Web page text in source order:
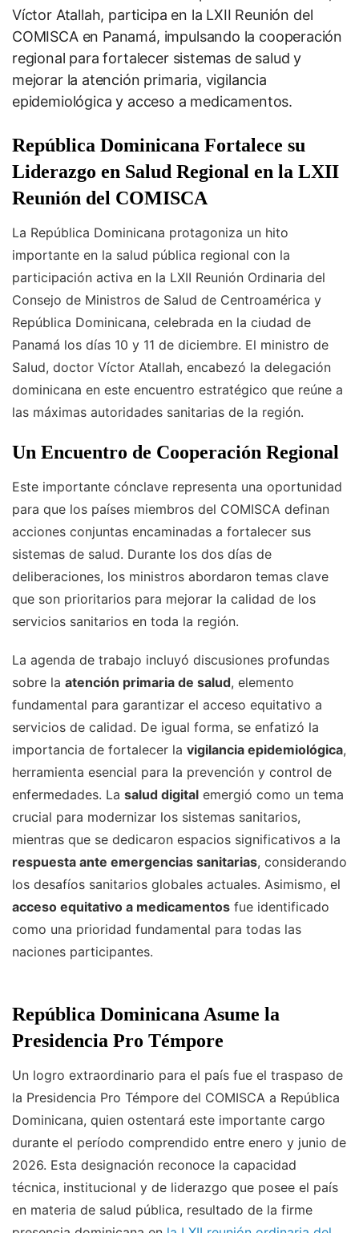
Víctor Atallah, participa en la LXII Reunión del
COMISCA en Panamá, impulsando la cooperación
regional para fortalecer sistemas de salud y
mejorar la atención primaria, vigilancia
epidemiológica y acceso a medicamentos.
República Dominicana Fortalece su
Liderazgo en Salud Regional en la LXII
Reunión del COMISCA
La República Dominicana protagoniza un hito
importante en la salud pública regional con la
participación activa en la LXII Reunión Ordinaria del
Consejo de Ministros de Salud de Centroamérica y
República Dominicana, celebrada en la ciudad de
Panamá los días 10 y 11 de diciembre. El ministro de
Salud, doctor Víctor Atallah, encabezó la delegación
dominicana en este encuentro estratégico que reúne a
las máximas autoridades sanitarias de la región.
Un Encuentro de Cooperación Regional
Este importante cónclave representa una oportunidad
para que los países miembros del COMISCA definan
acciones conjuntas encaminadas a fortalecer sus
sistemas de salud. Durante los dos días de
deliberaciones, los ministros abordaron temas clave
que son prioritarios para mejorar la calidad de los
servicios sanitarios en toda la región.
La agenda de trabajo incluyó discusiones profundas
sobre la atención primaria de salud, elemento
fundamental para garantizar el acceso equitativo a
servicios de calidad. De igual forma, se enfatizó la
importancia de fortalecer la vigilancia epidemiológica,
herramienta esencial para la prevención y control de
enfermedades. La salud digital emergió como un tema
crucial para modernizar los sistemas sanitarios,
mientras que se dedicaron espacios significativos a la
respuesta ante emergencias sanitarias, considerando
los desafíos sanitarios globales actuales. Asimismo, el
acceso equitativo a medicamentos fue identificado
como una prioridad fundamental para todas las
naciones participantes.
República Dominicana Asume la
Presidencia Pro Témpore
Un logro extraordinario para el país fue el traspaso de
la Presidencia Pro Témpore del COMISCA a República
Dominicana, quien ostentará este importante cargo
durante el período comprendido entre enero y junio de
2026. Esta designación reconoce la capacidad
técnica, institucional y de liderazgo que posee el país
en materia de salud pública, resultado de la firme